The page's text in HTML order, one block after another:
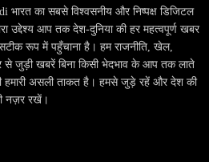
भारत का सबसे विश्वसनीय और निष्पक्ष डिजिटल
उद्देश्य आप तक देश-दुनिया की हर महत्वपूर्ण खबर
रूप में पहुँचाना है। हम राजनीति, खेल,
से जुड़ी खबरें बिना किसी भेदभाव के आप तक लाते
हमारी असली ताकत है। हमसे जुड़े रहें और देश की
नज़र रखें।